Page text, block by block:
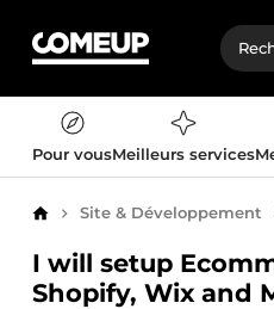
Pour vousMeilleurs services
AccueilSite & Développement
I will setup
Shopify, Wix and